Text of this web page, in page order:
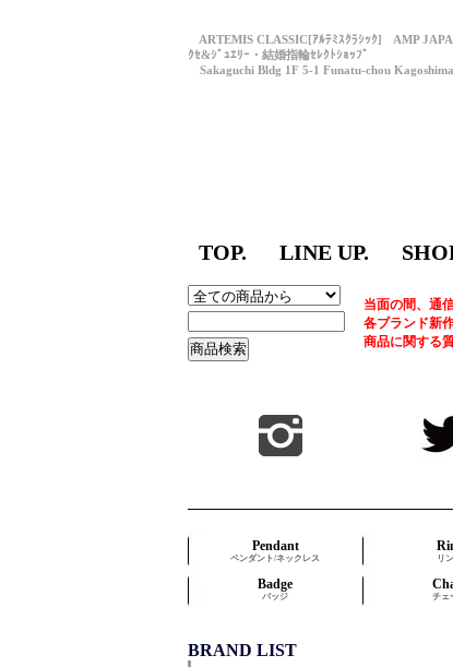
ARTEMIS CLASSIC[ｱﾙﾃﾐｽｸﾗｼｯｸ] AMP
ｸｾ&ｼﾞｭｴﾘｰ・結婚指輪ｾﾚｸﾄｼｮｯﾌﾟ
Sakaguchi Bldg 1F 5-1 Funatu-chou
TOP. LINE UP.
当面の間、通
各ブランド新
商品に関する
Pendant
ペンダント/ネックレス リ
Badge
バッジ チェ
BRAND LIST